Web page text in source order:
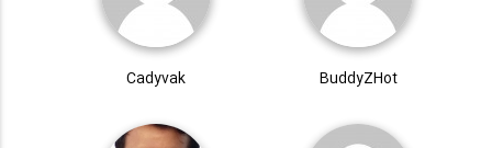
BuddyZHot
Cadyvak